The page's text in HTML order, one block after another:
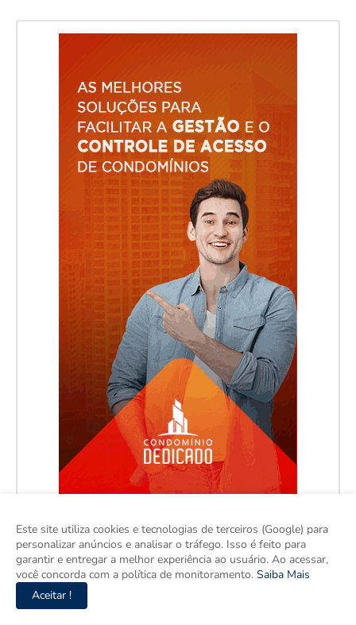
Este site utiliza cookies e tecnologias de terceiros (Google) para
personalizar anúncios e analisar o tráfego. Isso é feito para
garantir e entregar a melhor experiência ao usuário. Ao acessar,
você concorda com a política de monitoramento. Saiba Mais
Aceitar !